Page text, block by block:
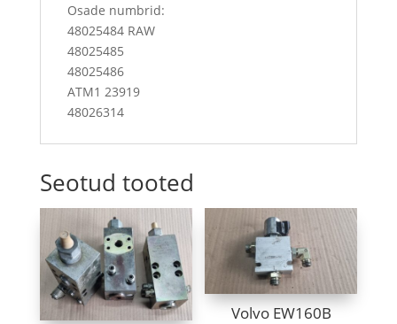
Osade numbrid:
48025484 RAW
48025485
48025486
ATM1 23919
48026314
Seotud tooted
Volvo EW160B